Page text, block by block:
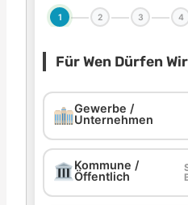
1 2 3 4
Für Wen Dürfen
Gewerbe /
Unternehmen
Kommune /
Öffentlich